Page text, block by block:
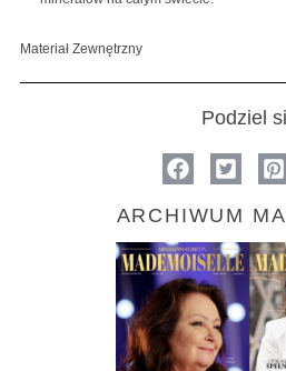
Materiał Zewnętrzny
Podziel
ARCHIWUM